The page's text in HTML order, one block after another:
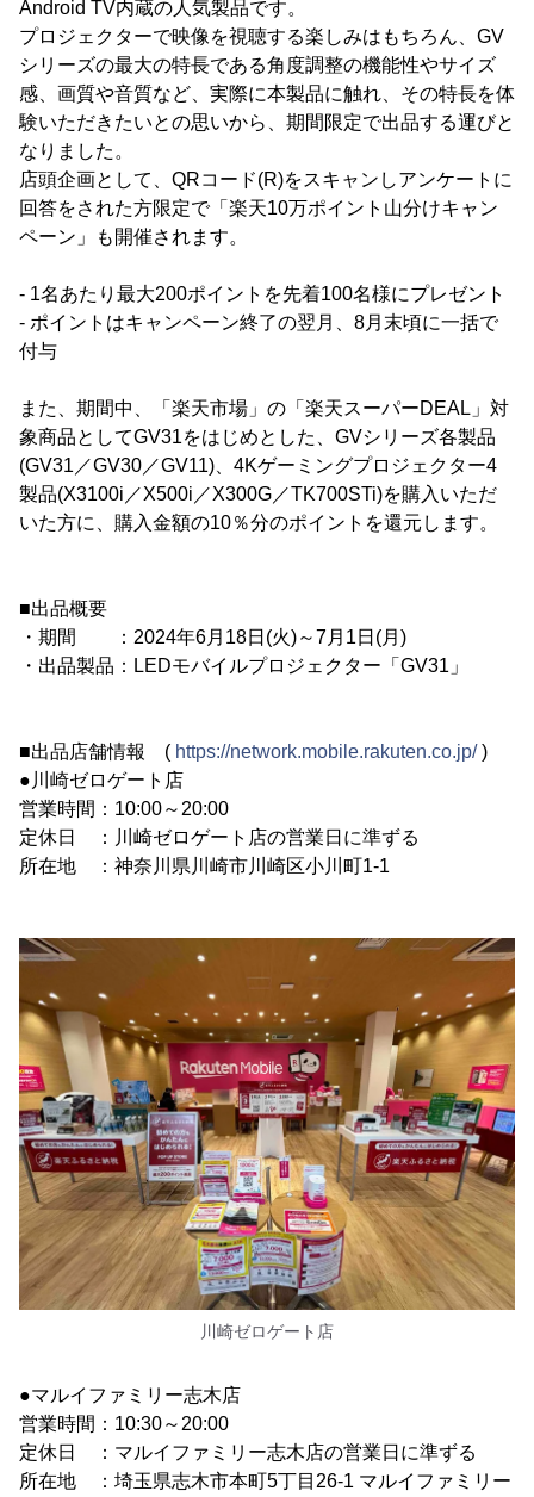
Android TV内蔵の人気製品です。
プロジェクターで映像を視聴する楽しみはもちろん、GV
シリーズの最大の特長である角度調整の機能性やサイズ
感、画質や音質など、実際に本製品に触れ、その特長を体
験いただきたいとの思いから、期間限定で出品する運びと
なりました。
店頭企画として、QRコード(R)をスキャンしアンケートに
回答をされた方限定で「楽天10万ポイント山分けキャン
ペーン」も開催されます。
- 1名あたり最大200ポイントを先着100名様にプレゼント
- ポイントはキャンペーン終了の翌月、8月末頃に一括で
付与
また、期間中、「楽天市場」の「楽天スーパーDEAL」対
象商品としてGV31をはじめとした、GVシリーズ各製品
(GV31／GV30／GV11)、4Kゲーミングプロジェクター4
製品(X3100i／X500i／X300G／TK700STi)を購入いただ
いた方に、購入金額の10％分のポイントを還元します。
■出品概要
・期間 ：2024年6月18日(火)～7月1日(月)
・出品製品：LEDモバイルプロジェクター「GV31」
■出品店舗情報 ( https://network.mobile.rakuten.co.jp/)
●川崎ゼロゲート店
営業時間：10:00～20:00
定休日 ：川崎ゼロゲート店の営業日に準ずる
所在地 ：神奈川県川崎市川崎区小川町1-1
川崎ゼロゲート店
●マルイファミリー志木店
営業時間：10:30～20:00
定休日 ：マルイファミリー志木店の営業日に準ずる
所在地 ：埼玉県志木市本町5丁目26-1 マルイファミリー